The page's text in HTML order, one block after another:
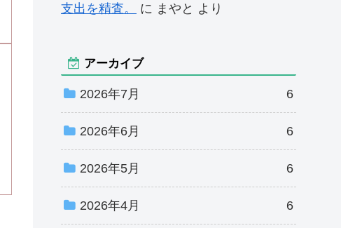
支出を精査。
に まやと より
アーカイブ
2026年7月 6
2026年6月 6
2026年5月 6
2026年4月 6